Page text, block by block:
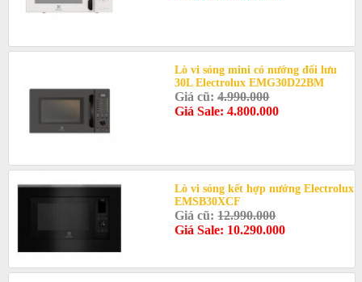
Lò vi sóng mini có nướng đối lưu
30L Electrolux EMG30D22BM
Giá cũ:4.990.000
Giá Sale: 4.800.000
Lò vi sóng kết hợp nướng Electrolux
EMSB30XCF
Giá cũ:12.990.000
Giá Sale: 10.290.000